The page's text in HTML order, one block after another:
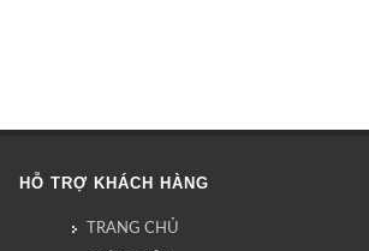
HỖ TRỢ KHÁCH HÀNG
TRANG CHỦ